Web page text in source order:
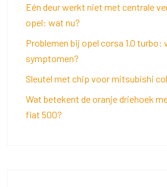
Eén deur werkt niet met centrale
opel: wat nu?
Problemen bij opel corsa 1.0 turbo:
symptomen?
Sleutel met chip voor mitsubishi
Wat betekent de oranje driehoek
fiat 500?